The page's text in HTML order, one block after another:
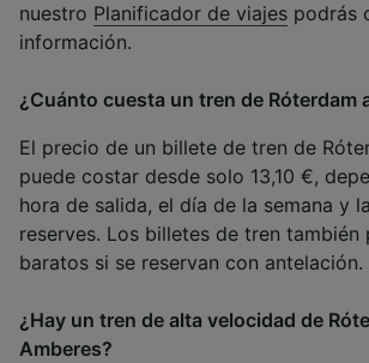
nuestro Planificador de viajes podrás
información.
¿Cuánto cuesta un tren de Róterdam
El precio de un billete de tren de
puede costar desde solo 13,10 €,
hora de salida, el día de la semana y
reserves. Los billetes de tren también
baratos si se reservan con antelación.
¿Hay un tren de alta velocidad de
Amberes?